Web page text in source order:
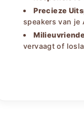
Precieze
speakers van je
vervaagt of